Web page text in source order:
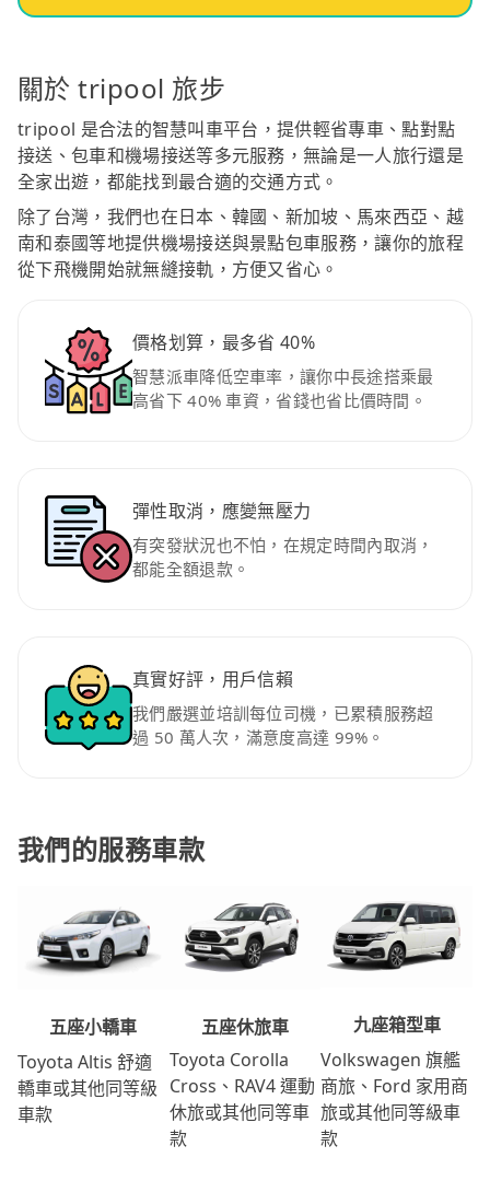
關於 tripool 旅步
tripool 是合法的智慧叫車平台，提供輕省專車、點對點
接送、包車和機場接送等多元服務，無論是一人旅行還是
全家出遊，都能找到最合適的交通方式。
除了台灣，我們也在日本、韓國、新加坡、馬來西亞、越
南和泰國等地提供機場接送與景點包車服務，讓你的旅程
從下飛機開始就無縫接軌，方便又省心。
價格划算，最多省 40%
智慧派車降低空車率，讓你中長途搭乘最
高省下 40% 車資，省錢也省比價時間。
彈性取消，應變無壓力
有突發狀況也不怕，在規定時間內取消，
都能全額退款。
真實好評，用戶信賴
我們嚴選並培訓每位司機，已累積服務超
過 50 萬人次，滿意度高達 99%。
我們的服務車款
五座小轎車
Toyota Altis 舒適
轎車或其他同等級
車款
五座休旅車
Toyota Corolla
Cross、RAV4 運動
休旅或其他同等車
款
九座箱型車
Volkswagen 旗艦
商旅、Ford 家用商
旅或其他同等級車
款